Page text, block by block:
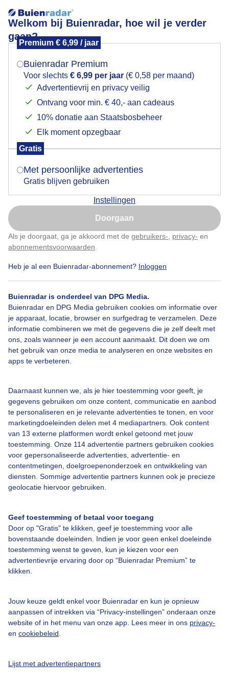
Welkom bij Buienradar, hoe wil je verder
gaan?
Premium € 6,99 / jaar
Buienradar Premium
Voor slechts € 6,99 per jaar (€ 0,58 per maand)
Advertentievrij en privacy veilig
Ontvang voor min. € 40,- aan cadeaus
10% donatie aan Staatsbosbeheer
Elk moment opzegbaar
Gratis
Met persoonlijke advertenties
Gratis blijven gebruiken
Instellingen
Doorgaan
Als je doorgaat, ga je akkoord met de gebruikers- privacy- en
abonnementsvoorwaarden
Heb je al een Buienradar-abonnement? Inloggen
Buienradar is onderdeel van DPG Media.
Buienradar en DPG Media gebruiken cookies om informatie over
je apparaat, locatie, browser en surfgedrag te verzamelen. Deze
informatie combineren we met de gegevens die je zelf deelt met
ons, zoals wanneer je een account aanmaakt. Dit doen we om
het gebruik van onze media te analyseren en onze websites en
apps te verbeteren.
Daarnaast kunnen we, als je hier toestemming voor geeft, je
gegevens gebruiken om onze content, communicatie en aanbod
te personaliseren en je relevante advertenties te tonen, en voor
marketingdoeleinden delen met 4 mediapartners. Ook content
van 13 externe platformen wordt enkel getoond met jouw
toestemming. Onze 114 advertentie partners gebruiken cookies
voor gepersonaliseerde advertenties, advertentie- en
contentmetingen, doelgroepenonderzoek en ontwikkeling van
diensten. Sommige advertentie partners kunnen ook je precieze
geolocatie hiervoor gebruiken.
Geef toestemming of betaal voor toegang
Door op "Gratis" te klikken, geef je toestemming voor alle
bovenstaande doeleinden. Indien je voor geen enkel doeleinde
toestemming wenst te geven, kun je kiezen voor een
advertentievrije ervaring door op “Buienradar Premium” te
klikken.
Jouw keuze geldt enkel voor Buienradar en kun je opnieuw
aanpassen of intrekken via “Privacy-instellingen” onderaan onze
website of in het menu van onze app. Lees meer in ons privacy-
en cookiebeleid
Lijst met advertentiepartners
Mooi zonnige dag
Herfst zon
Herfst Zon
Bekijk slideshow
Een moment geduld aub...
Bedrijfsgegevens
Veelgestelde vragen
Contact
Adverteren
Buienradar Team
Cookie beleid
Mogen we je locatie gebruiken voor het
Indien je hier nog geen akkoord op hebt gegeven,
verschijnt er zo een pop-up uit je browser waarin
Is goed, toon de popup
Nu niet, misschien later
Klik hierom dit aan te passen